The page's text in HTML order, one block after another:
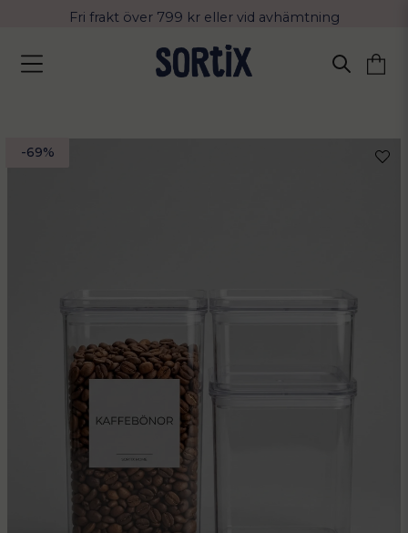
Fri frakt över 799 kr eller vid avhämtning
Leverans 2-4 arbetsdagar med Postnord
-69%